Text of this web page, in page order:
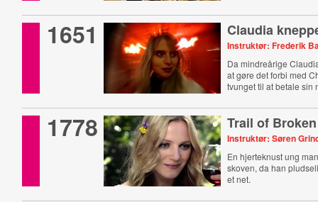
1651 Claudia
Instruktør: Frederik
Da mindreårige
at gøre det forbi med
tvunget til at betale
1778 Trail of
Instruktør: Søren
En hjerteknust ung
skoven, da han
et net.